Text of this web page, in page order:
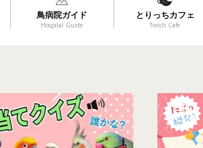
鳥病院ガイド
Hospital Guide
とりっちカフェ
Torich Cafe